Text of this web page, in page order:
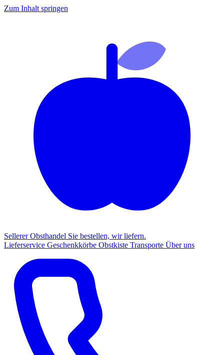
Zum Inhalt springen
Sellerer Obsthandel Sie bestellen, wir liefern.
Lieferservice Geschenkkörbe Obstkiste Transporte Über uns